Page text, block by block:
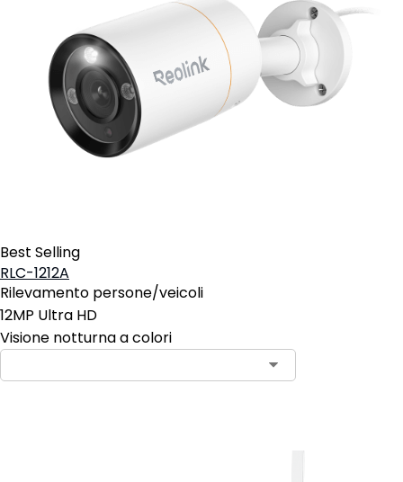
Best Selling
RLC-1212A
Rilevamento persone/veicoli
12MP Ultra HD
Visione notturna a colori